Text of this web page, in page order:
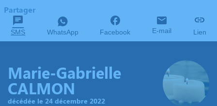
Partager
SMS WhatsApp Facebook E-mail Lien
Marie-Gabrielle
CALMON
décédée le 24 décembre 2022